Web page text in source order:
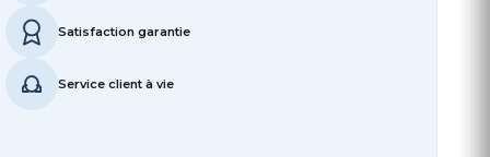
Satisfaction garantie
Service client à vie